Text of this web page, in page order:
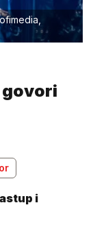
govori
i